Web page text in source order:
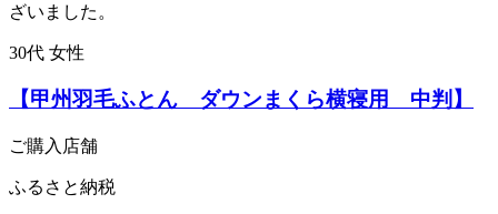
ざいました。
30代 女性
【甲州羽毛ふとん ダウンまくら横寝用 中判】
ご購入店舗
ふるさと納税